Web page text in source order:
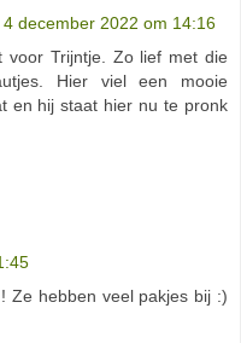
4 december 2022 om 14:16
voor Trijntje. Zo lief met die
Hier viel een mooie
en hij staat hier nu te pronk
Ze hebben veel pakjes bij :)